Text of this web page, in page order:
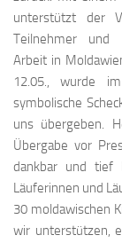
unterstützt der
Teilnehmer und
Arbeit in
12.05., wurde
symbolische
uns übergeben.
Übergabe vor
dankbar und tief
Läuferinnen und
30 moldawischen
wir unterstützen,